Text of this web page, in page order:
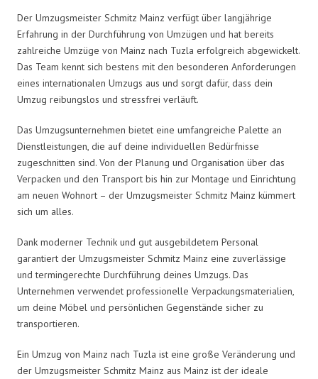
Der Umzugsmeister Schmitz Mainz verfügt über langjährige
Erfahrung in der Durchführung von Umzügen und hat bereits
zahlreiche Umzüge von Mainz nach Tuzla erfolgreich abgewickelt.
Das Team kennt sich bestens mit den besonderen Anforderungen
eines internationalen Umzugs aus und sorgt dafür, dass dein
Umzug reibungslos und stressfrei verläuft.
Das Umzugsunternehmen bietet eine umfangreiche Palette an
Dienstleistungen, die auf deine individuellen Bedürfnisse
zugeschnitten sind. Von der Planung und Organisation über das
Verpacken und den Transport bis hin zur Montage und Einrichtung
am neuen Wohnort – der Umzugsmeister Schmitz Mainz kümmert
sich um alles.
Dank moderner Technik und gut ausgebildetem Personal
garantiert der Umzugsmeister Schmitz Mainz eine zuverlässige
und termingerechte Durchführung deines Umzugs. Das
Unternehmen verwendet professionelle Verpackungsmaterialien,
um deine Möbel und persönlichen Gegenstände sicher zu
transportieren.
Ein Umzug von Mainz nach Tuzla ist eine große Veränderung und
der Umzugsmeister Schmitz Mainz aus Mainz ist der ideale